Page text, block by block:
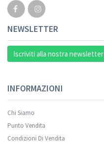
NEWSLETTER
Iscriviti alla nostra newsletter
INFORMAZIONI
Chi Siamo
Punto Vendita
Condizioni Di Vendita